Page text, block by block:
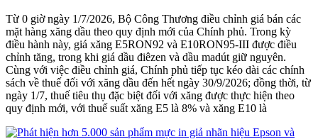
Từ 0 giờ ngày 1/7/2026, Bộ Công Thương điều chỉnh giá bán các
mặt hàng xăng dầu theo quy định mới của Chính phủ. Trong kỳ
điều hành này, giá xăng E5RON92 và E10RON95-III được điều
chỉnh tăng, trong khi giá dầu điêzen và dầu madút giữ nguyên.
Cùng với việc điều chỉnh giá, Chính phủ tiếp tục kéo dài các chính
sách về thuế đối với xăng dầu đến hết ngày 30/9/2026; đồng thời, từ
ngày 1/7, thuế tiêu thụ đặc biệt đối với xăng được thực hiện theo
quy định mới, với thuế suất xăng E5 là 8% và xăng E10 là